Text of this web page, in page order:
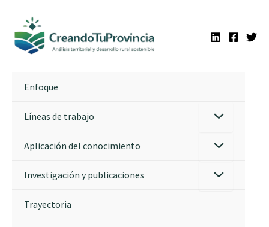
contenido
Enfoque
Líneas de trabajo
Aplicación del conocimiento
Investigación y publicaciones
Trayectoria